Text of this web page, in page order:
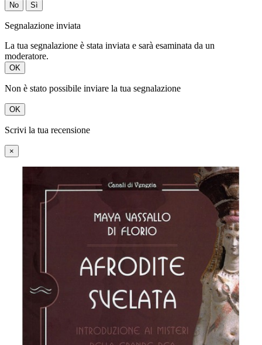
No Sì
Segnalazione inviata
La tua segnalazione è stata inviata e sarà esaminata da un
moderatore.
OK
Non è stato possibile inviare la tua segnalazione
OK
Scrivi la tua recensione
×